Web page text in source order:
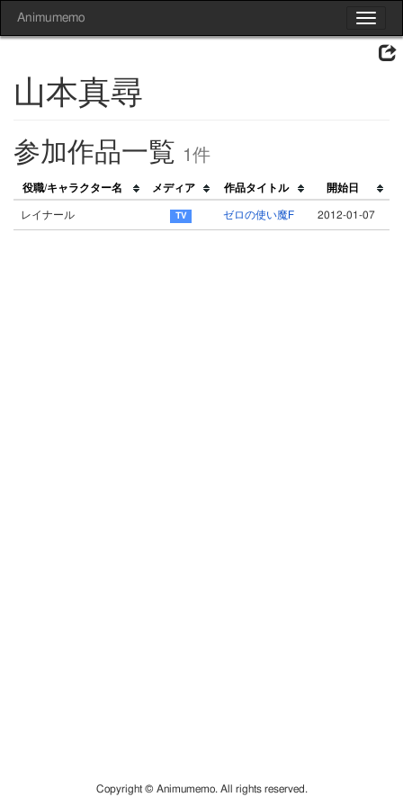
Toggle
Animumemo
山本真尋
参加作品一覧 1件
役職/キャラクター名 メディア 作品タイトル 開始日
レイナール ゼロの使い魔F 2012-01-07
Copyright © Animumemo. All rights reserved.